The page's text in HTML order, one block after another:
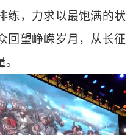
练，力求以最饱满的状
回望峥嵘岁月，从长征